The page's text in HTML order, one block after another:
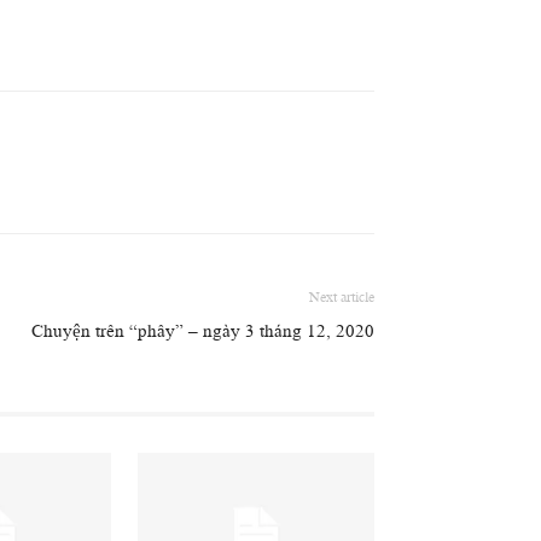
Next article
Chuyện trên “phây” – ngày 3 tháng 12, 2020